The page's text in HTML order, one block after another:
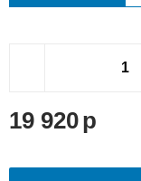
19 920